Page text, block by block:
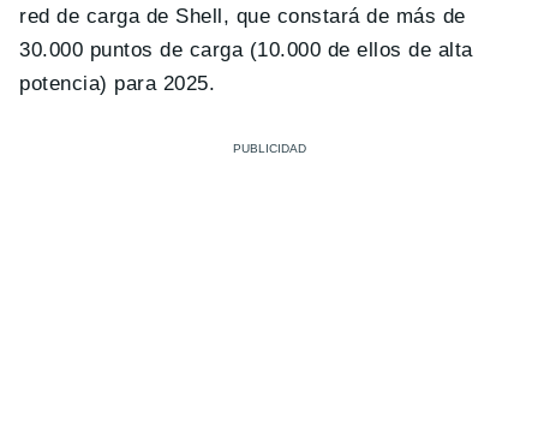
red de carga de Shell, que constará de más de
30.000 puntos de carga (10.000 de ellos de alta
potencia) para 2025.